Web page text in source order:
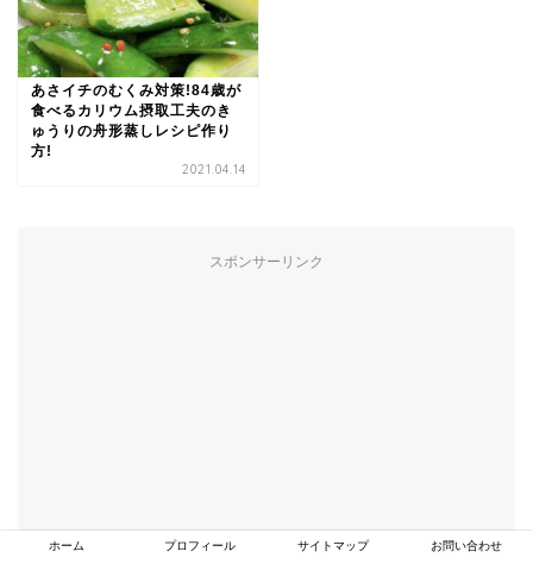
あさイチのむくみ対策!84歳が
食べるカリウム摂取工夫のき
ゅうりの舟形蒸しレシピ作り
方!
2021.04.14
スポンサーリンク
ホーム プロフィール サイトマップ お問い合わせ